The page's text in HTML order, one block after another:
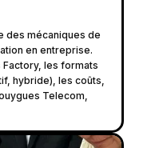
des mécaniques de
en entreprise.
les formats
hybride), les coûts,
Telecom,